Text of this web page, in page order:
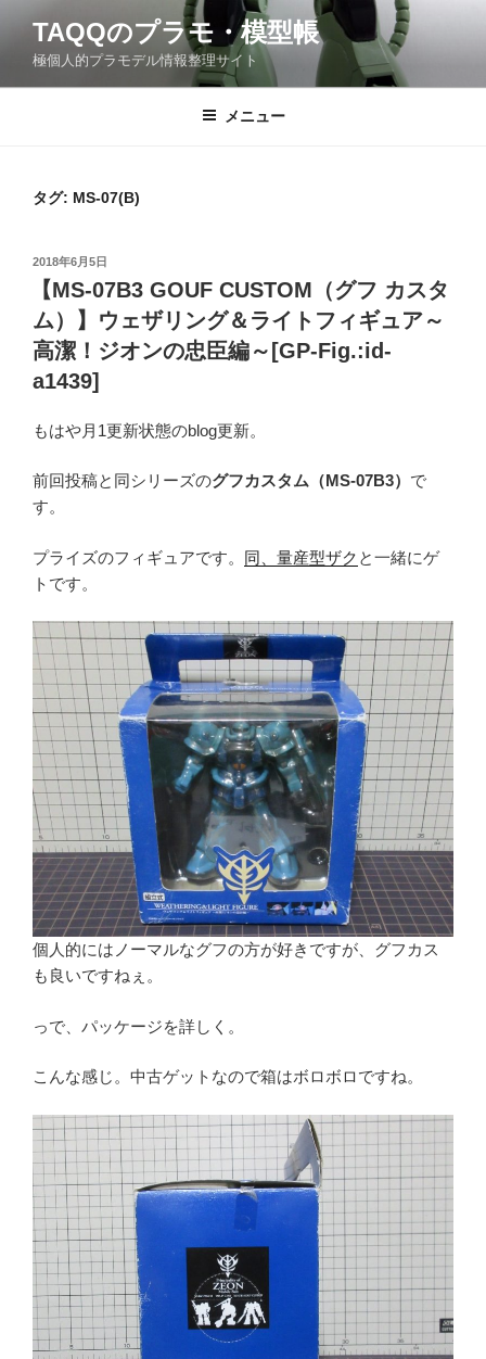
ン
TAQQのプラモ・模型帳
極個人的プラモデル情報整理サイト
メニュー
タグ: MS-07(B)
投
稿
日:
2018年6月5日
【MS-07B3 GOUF CUSTOM（グフ カスタ
ム）】ウェザリング＆ライトフィギュア～
高潔！ジオンの忠臣編～[GP-Fig.:id-
a1439]
もはや月1更新状態のblog更新。
前回投稿と同シリーズのグフカスタム（MS-07B3） で
す。
プライズのフィギュアです。 同、量産型ザク と一緒にゲ
トです。
個人的にはノーマルなグフの方が好きですが、グフカス
も良いですねぇ。
っで、パッケージを詳しく。
こんな感じ。中古ゲットなので箱はボロボロですね。